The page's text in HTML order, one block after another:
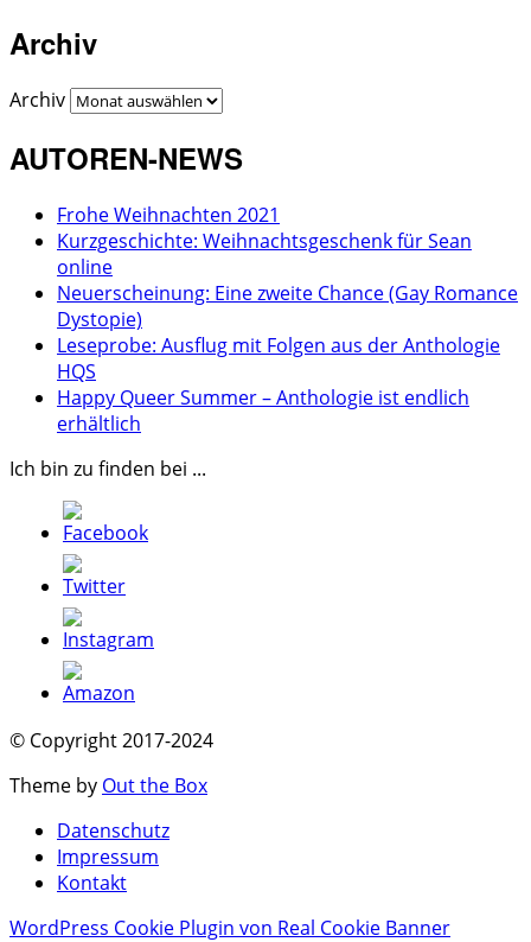
Archiv
Archiv
AUTOREN-NEWS
Frohe Weihnachten 2021
Kurzgeschichte: Weihnachtsgeschenk für Sean
online
Neuerscheinung: Eine zweite Chance (Gay Romance
Dystopie)
Leseprobe: Ausflug mit Folgen aus der Anthologie
HQS
Happy Queer Summer – Anthologie ist endlich
erhältlich
Ich bin zu finden bei ...
© Copyright 2017-2024
Theme by Out the Box
Datenschutz
Impressum
Kontakt
WordPress Cookie Plugin von Real Cookie Banner